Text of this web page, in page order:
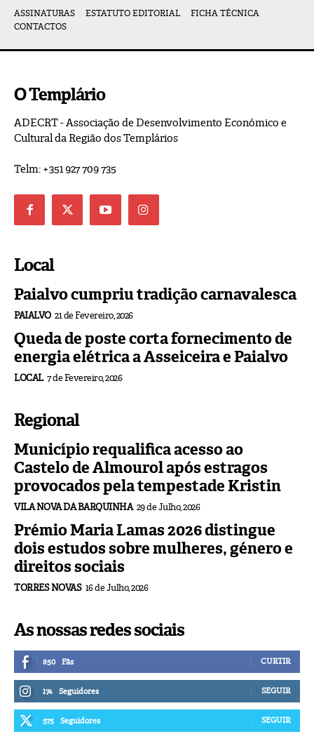
ASSINATURAS ESTATUTO EDITORIAL
FICHA TÉCNICA
CONTACTOS
O Templário
ADECRT - Associação de Desenvolvimento Económico e
Cultural da Região dos Templários
Telm: +351 927 709 735
Local
Paialvo cumpriu tradição carnavalesca
PAIALVO 21 de Fevereiro, 2026
Queda de poste corta fornecimento de
energia elétrica a Asseiceira e Paialvo
LOCAL 7 de Fevereiro, 2026
Regional
Município requalifica acesso ao
Castelo de Almourol após estragos
provocados pela tempestade Kristin
VILA NOVA DA BARQUINHA 29 de Julho, 2026
Prémio Maria Lamas 2026 distingue
dois estudos sobre mulheres, género e
direitos sociais
TORRES NOVAS 16 de Julho, 2026
As nossas redes sociais
850 Fãs CURTIR
174 Seguidores SEGUIR
575 Seguidores SEGUIR